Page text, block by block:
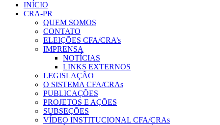
INÍCIO
CRA-PR
QUEM SOMOS
CONTATO
ELEIÇÕES CFA/CRA’s
IMPRENSA
NOTÍCIAS
LINKS EXTERNOS
LEGISLAÇÃO
O SISTEMA CFA/CRAs
PUBLICAÇÕES
PROJETOS E AÇÕES
SUBSEÇÕES
VÍDEO INSTITUCIONAL CFA/CRAs